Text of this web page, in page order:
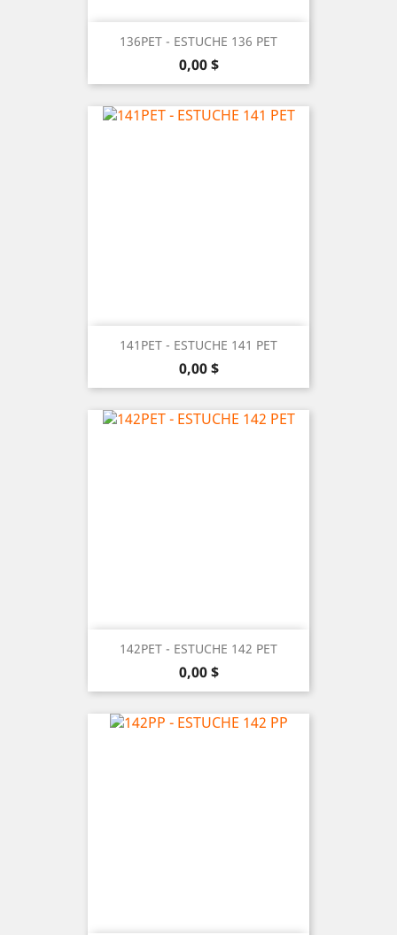
136PET - ESTUCHE 136 PET
Precio
0,00 $
141PET - ESTUCHE 141 PET
Precio
0,00 $
142PET - ESTUCHE 142 PET
Precio
0,00 $